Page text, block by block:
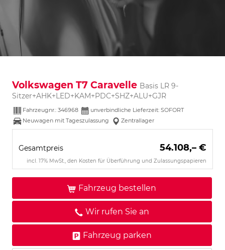
Volkswagen T7 Caravelle Basis LR 9-
Sitzer+AHK+LED+KAM+PDC+SHZ+ALU+GJR
Fahrzeugnr.: 346968
unverbindliche Lieferzeit: SOFORT
Neuwagen mit Tageszulassung
Zentrallager
Gesamtpreis 54.108,– €
incl. 17% MwSt., den Kosten für Überführung und Zulassungspapieren
Fahrzeug bestellen
Wir rufen Sie an
Fahrzeug parken